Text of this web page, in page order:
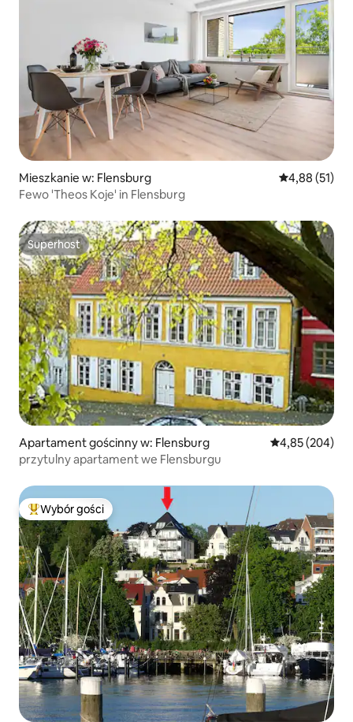
Mieszkanie w: Flensburg Średnia
4,88 (51)
Fewo 'Theos Koje' in Flensburg
Superhost
Superhost
Apartament gościnny w: Flensburg Średnia
4,85 (204)
przytulny apartament we Flensburgu
Najpopularniejsze z kategorii Wybór gości
Wybór gości